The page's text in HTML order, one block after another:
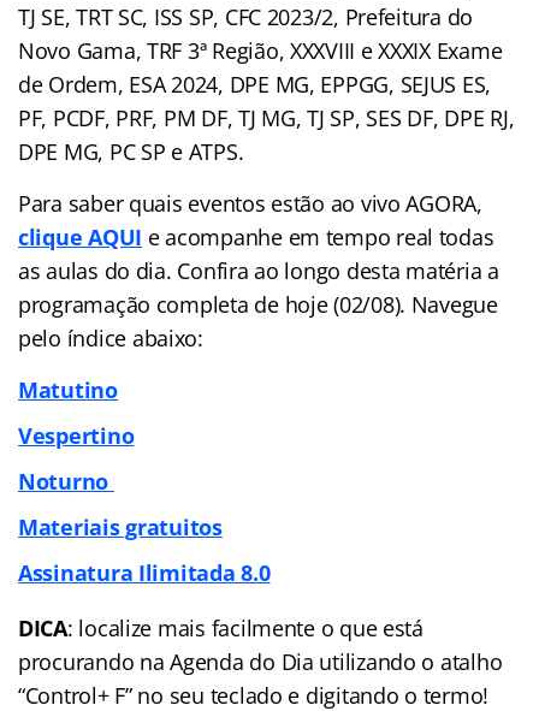
TJ SE, TRT SC, ISS SP, CFC 2023/2, Prefeitura do
Novo Gama, TRF 3ª Região, XXXVIII e XXXIX Exame
de Ordem, ESA 2024, DPE MG, EPPGG, SEJUS ES,
PF, PCDF, PRF, PM DF, TJ MG, TJ SP, SES DF, DPE RJ,
DPE MG, PC SP e ATPS.
Para saber quais eventos estão ao vivo AGORA,
clique AQUI e acompanhe em tempo real todas
as aulas do dia. Confira ao longo desta matéria a
programação completa de hoje (02/08). Navegue
pelo índice abaixo:
Matutino
Vespertino
Noturno
Materiais gratuitos
Assinatura Ilimitada 8.0
DICA: localize mais facilmente o que está
procurando na Agenda do Dia utilizando o atalho
“Control+ F” no seu teclado e digitando o termo!